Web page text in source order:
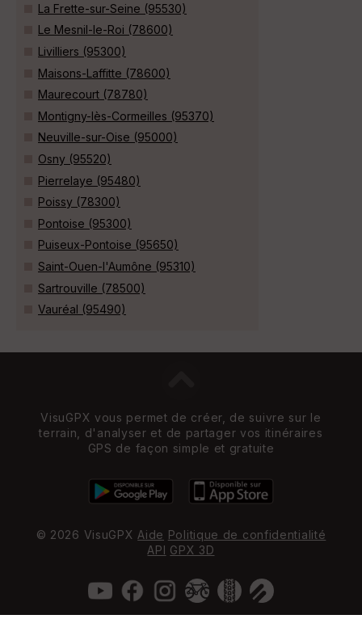
La Frette-sur-Seine (95530)
Le Mesnil-le-Roi (78600)
Livilliers (95300)
Maisons-Laffitte (78600)
Maurecourt (78780)
Montigny-lès-Cormeilles (95370)
Neuville-sur-Oise (95000)
Osny (95520)
Pierrelaye (95480)
Poissy (78300)
Pontoise (95300)
Puiseux-Pontoise (95650)
Saint-Ouen-l'Aumône (95310)
Sartrouville (78500)
Vauréal (95490)
VisuGPX vous permet de créer, de suivre sur le
terrain, d'analyser et de partager vos itinéraires
GPS de façon simple et gratuite
© 2026 VisuGPX Aide Politique de confidentialité
API GPX 3D